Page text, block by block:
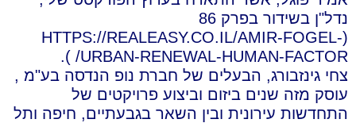
נדל"ן בשידור בפרק 86
(HTTPS://REALEASY.CO.IL/AMIR-FOGEL-
URBAN-RENEWAL-HUMAN-FACTOR/ ).
צחי גינזבורג, הבעלים של חברת נופ הנדסה בע"מ ,
עוסק מזה שנים ביזום וביצוע פרויקטים של
התחדשות עירונית ובין השאר בגבעתיים, חיפה ותל